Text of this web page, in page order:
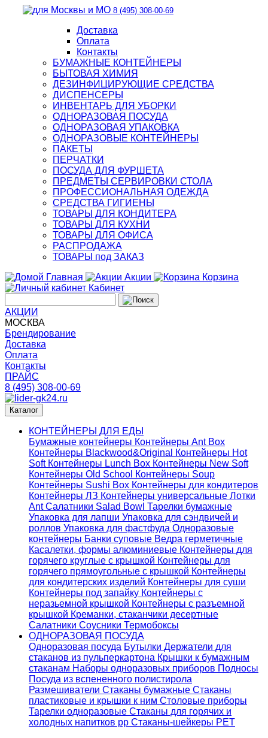
8 (495) 308-00-69
Доставка
Оплата
Контакты
БУМАЖНЫЕ КОНТЕЙНЕРЫ
БЫТОВАЯ ХИМИЯ
ДЕЗИНФИЦИРУЮЩИЕ СРЕДСТВА
ДИСПЕНСЕРЫ
ИНВЕНТАРЬ ДЛЯ УБОРКИ
ОДНОРАЗОВАЯ ПОСУДА
ОДНОРАЗОВАЯ УПАКОВКА
ОДНОРАЗОВЫЕ КОНТЕЙНЕРЫ
ПАКЕТЫ
ПЕРЧАТКИ
ПОСУДА ДЛЯ ФУРШЕТА
ПРЕДМЕТЫ СЕРВИРОВКИ СТОЛА
ПРОФЕССИОНАЛЬНАЯ ОДЕЖДА
СРЕДСТВА ГИГИЕНЫ
ТОВАРЫ ДЛЯ КОНДИТЕРА
ТОВАРЫ ДЛЯ КУХНИ
ТОВАРЫ ДЛЯ ОФИСА
РАСПРОДАЖА
ТОВАРЫ под ЗАКАЗ
Главная
Акции
Корзина
Кабинет
АКЦИИ
МОСКВА
Брендирование
Доставка
Оплата
Контакты
ПРАЙС
8 (495) 308-00-69
Каталог
КОНТЕЙНЕРЫ ДЛЯ ЕДЫ
Бумажные контейнеры Контейнеры Ant Box
Контейнеры Blackwood&Original
Контейнеры Hot
Soft Контейнеры Lunch Box Контейнеры New Soft
Контейнеры Old School Контейнеры Soup
Контейнеры Sushi Box Контейнеры для кондитеров
Контейнеры ЛЗ Контейнеры универсальные Лотки
AntСалатники Salad Bowl Тарелки бумажные
Упаковка для лапши Упаковка для сэндвичей и
роллов Упаковка для фастфуда Одноразовые
контейнеры Банки суповые Ведра герметичные
Касалетки, формы алюминиевые Контейнеры для
горячего круглые с крышкой Контейнеры для
горячего прямоугольные с крышкой Контейнеры
для кондитерских изделий Контейнеры для суши
Контейнеры под запайку Контейнеры с
неразьемной крышкой Контейнеры с разъемной
крышкой Креманки, стаканчики десертные
Салатники Соусники Термобоксы
ОДНОРАЗОВАЯ ПОСУДА
Одноразовая посуда Бутылки Держатели для
стаканов из пульперкартона Крышки к бумажным
стаканам Наборы одноразовых приборов Подносы
Посуда из вспененного полистирола
Размешиватели Стаканы бумажные Стаканы
пластиковые и крышки к ним Столовые приборы
Тарелки одноразовые Стаканы для горячих и
холодных напитков pp Стаканы-шейкеры PET